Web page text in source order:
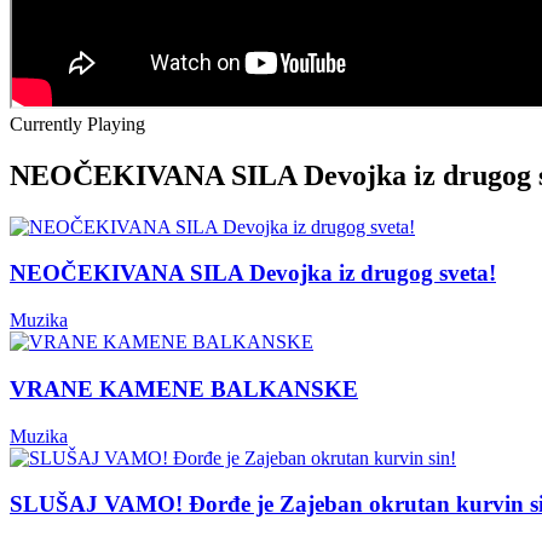
Currently Playing
NEOČEKIVANA SILA Devojka iz drugog
NEOČEKIVANA SILA Devojka iz drugog sveta!
Muzika
VRANE KAMENE BALKANSKE
Muzika
SLUŠAJ VAMO! Đorđe je Zajeban okrutan kurvin